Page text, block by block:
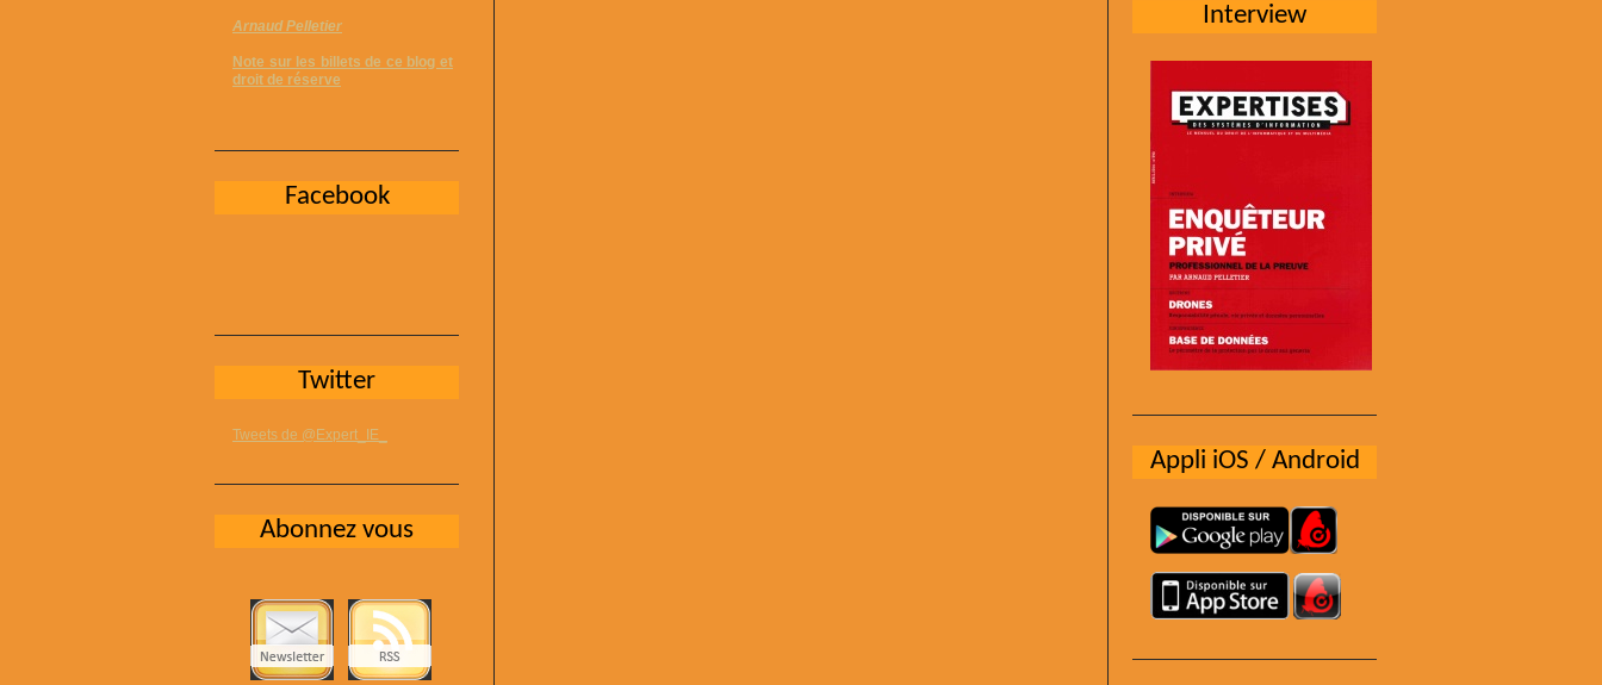
Interview
Appli iOS / Android
Arnaud Pelletier
Note sur les billets de ce blog et
droit de réserve
Facebook
Twitter
Tweets de @Expert_IE_
Abonnez vous